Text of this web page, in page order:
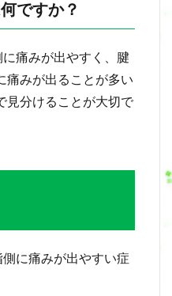
ですか？
痛みが出やすく、腱
痛みが出ることが多い
見分けることが大切で
に痛みが出やすい症